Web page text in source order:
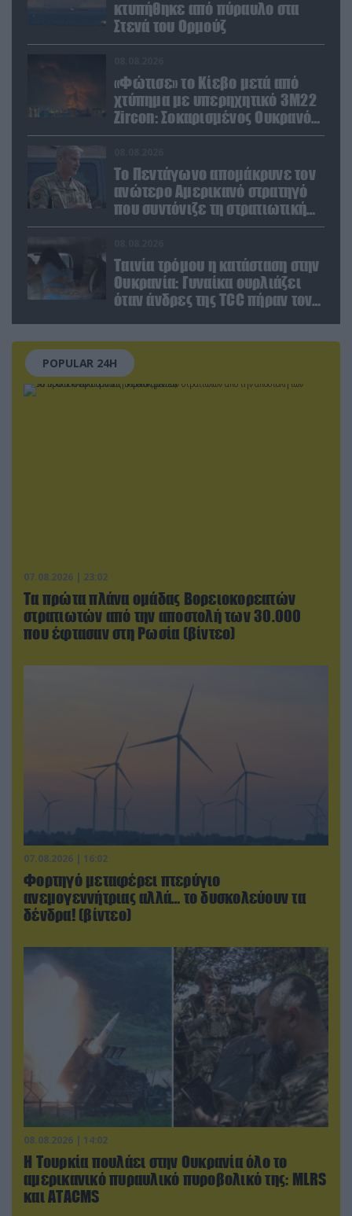
κτυπήθηκε από πύραυλο στα
Στενά του Ορμούζ
«Φώτισε» το Κίεβο μετά από
χτύπημα με υπερηχητικό 3M22
Zircon: Σοκαρισμένος Ουκρανός
κατέγραψε τη στιγμή (βίντεο)
Το Πεντάγωνο απομάκρυνε τον
ανώτερο Αμερικανό στρατηγό
που συντόνιζε τη στρατιωτική
βοήθεια προς την Ουκρανία
Ταινία τρόμου η κατάσταση στην
Ουκρανία: Γυναίκα ουρλιάζει
όταν άνδρες της TCC πήραν τον
POPULAR 24H
07.08.2026 | 23:02
Τα πρώτα πλάνα ομάδας Βορειοκορεατών
στρατιωτών από την αποστολή των 30.000
που έφτασαν στη Ρωσία (βίντεο)
07.08.2026 | 16:02
Φορτηγό μεταφέρει πτερύγιο
ανεμογεννήτριας αλλά… το δυσκολεύουν τα
δένδρα! (βίντεο)
08.08.2026 | 14:02
Η Τουρκία πουλάει στην Ουκρανία όλο το
αμερικανικό πυραυλικό πυροβολικό της: MLRS
και ΑΤΑCMS